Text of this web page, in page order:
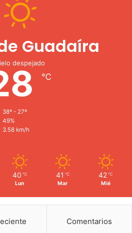
Guadaíra
despejado
℃
38º - 27º
49%
3.58 km/h
40 ℃
Lun
41 ℃
Mar
42 ℃
Mié
Comentarios